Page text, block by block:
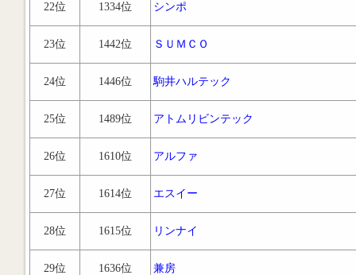
22位 1334位 シンポ
23位 1442位 ＳＵＭＣＯ
24位 1446位 駒井ハルテック
25位 1489位 アトムリビンテック
26位 1610位 アルファ
27位 1614位 エスイー
28位 1615位 リンナイ
29位 1636位 兼房